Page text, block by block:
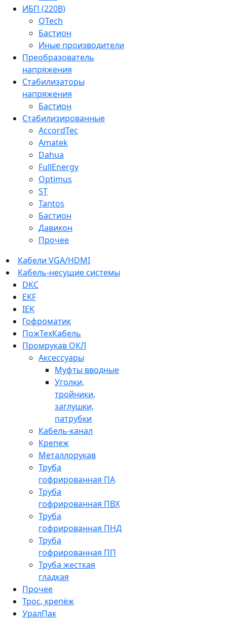
ИБП (220В)
QTech
Бастион
Иные производители
Преобразователь
напряжения
Стабилизаторы
напряжения
Бастион
Стабилизированные
AccordTec
Amatek
Dahua
FullEnergy
Optimus
ST
Tantos
Бастион
Давикон
Прочее
Кабели VGA/HDMI
Кабель-несущие системы
DKC
EKF
IEK
Гофроматик
ПожТехКабель
Промрукав ОКЛ
Аксессуары
Муфты вводные
Уголки,
тройники,
заглушки,
патрубки
Кабель-канал
Крепеж
Металлорукав
Труба
гофрированная ПА
Труба
гофрированная ПВХ
Труба
гофрированная ПНД
Труба
гофрированная ПП
Труба жесткая
гладкая
Прочее
Трос, крепёж
УралПак